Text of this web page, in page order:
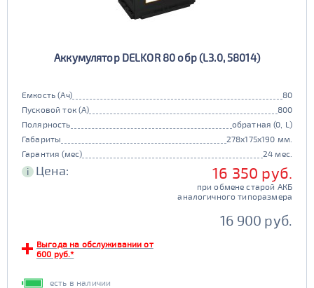
Аккумулятор DELKOR 80 обр (L3.0, 58014)
Емкость (Ач)
80
Пусковой ток (А)
800
Полярность
обратная (0, L)
Габариты
278x175x190 мм.
Гарантия (мес)
24 мес.
i Цена: 16 350 руб.
при обмене старой АКБ
аналогичного типоразмера
16 900 руб.
Выгода на обслуживании от
600 руб.*
есть в наличии